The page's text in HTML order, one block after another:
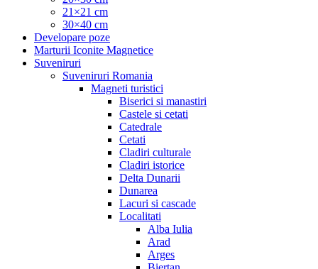
21×21 cm
30×40 cm
Developare poze
Marturii Iconite Magnetice
Suveniruri
Suveniruri Romania
Magneti turistici
Biserici si manastiri
Castele si cetati
Catedrale
Cetati
Cladiri culturale
Cladiri istorice
Delta Dunarii
Dunarea
Lacuri si cascade
Localitati
Alba Iulia
Arad
Arges